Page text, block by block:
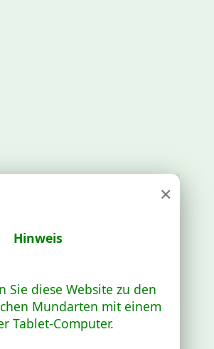
×
Hinweis
Sie diese Website zu den
Mundarten mit einem
Tablet-Computer.